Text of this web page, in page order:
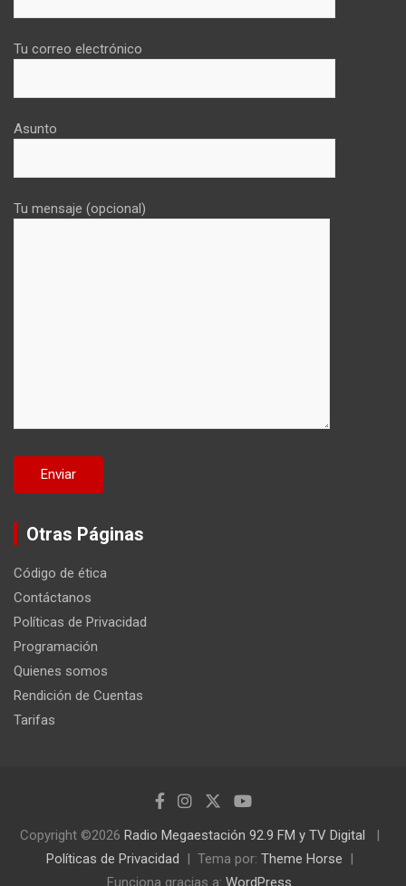
Tu correo electrónico
Asunto
Tu mensaje (opcional)
Otras Páginas
Código de ética
Contáctanos
Políticas de Privacidad
Programación
Quienes somos
Rendición de Cuentas
Tarifas
Copyright ©2026 Radio Megaestación 92.9 FM y TV Digital
Políticas de Privacidad
Tema por: Theme Horse
Funciona gracias a: WordPress